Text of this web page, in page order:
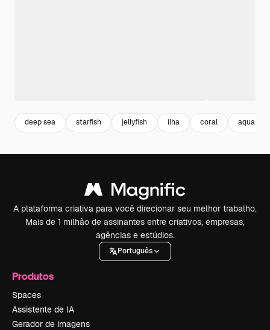
deep sea starfish jellyfish ilha coral aquario
A plataforma criativa para você direcionar seu melhor trabalho.
Mais de 1 milhão de assinantes entre criativos, empresas,
agências e estúdios.
Português
Produtos
Spaces
Assistente de IA
Gerador de imagens